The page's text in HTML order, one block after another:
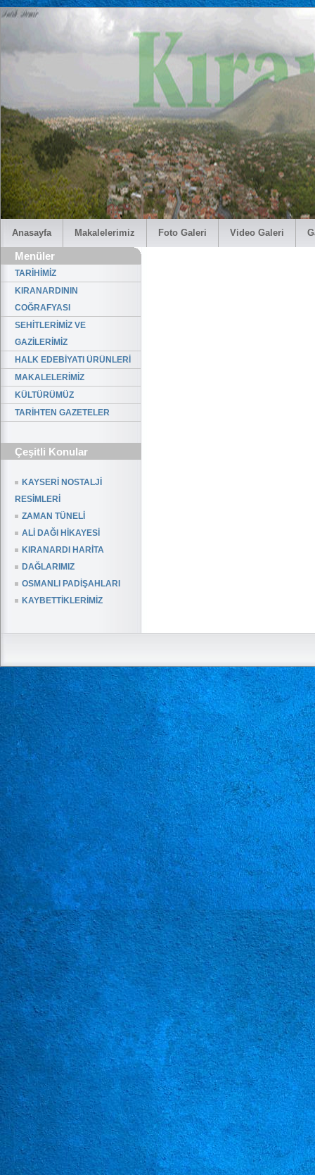
Anasayfa Makalelerimiz Foto Galeri Video Galeri
Menüler
TARİHİMİZ
KIRANARDININ
COĞRAFYASI
SEHİTLERİMİZ VE
GAZİLERİMİZ
HALK EDEBİYATI ÜRÜNLERİ
MAKALELERİMİZ
KÜLTÜRÜMÜZ
TARİHTEN GAZETELER
Çeşitli Konular
KAYSERİ NOSTALJİ
RESİMLERİ
ZAMAN TÜNELİ
ALİ DAĞI HİKAYESİ
KIRANARDI HARİTA
DAĞLARIMIZ
OSMANLI PADİŞAHLARI
KAYBETTİKLERİMİZ